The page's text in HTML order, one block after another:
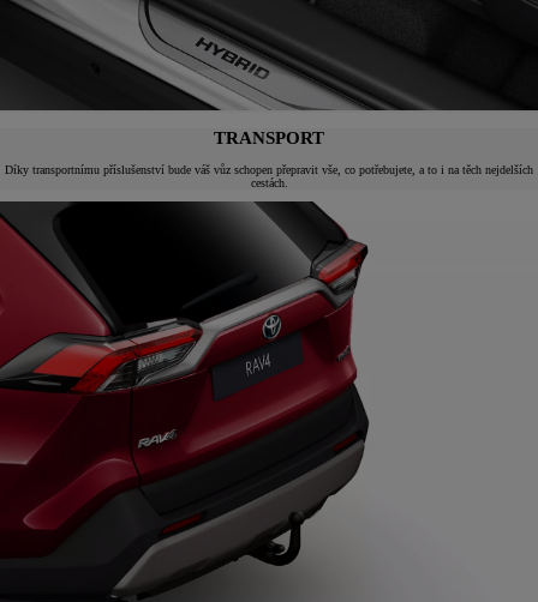
TRANSPORT
Díky transportnímu příslušenství bude váš vůz schopen přepravit vše, co potřebujete, a to i na těch nejdelších
cestách.